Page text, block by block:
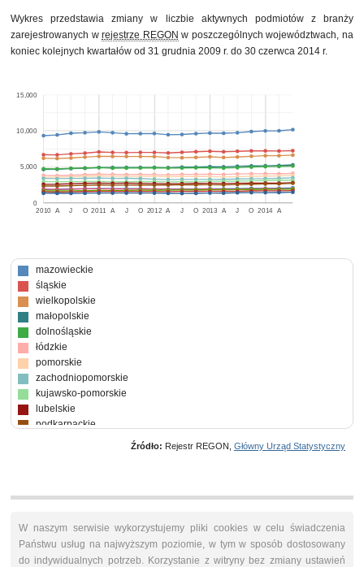
Wykres przedstawia zmiany w liczbie aktywnych podmiotów z branży
zarejestrowanych wrejestrze REGON w poszczególnych województwach, na
koniec kolejnych kwartałów od 31 grudnia 2009 r. do 30 czerwca 2014 r.
2010 2011 2012 2013 2014
A J O A J O A J O A J O A
0
5,000
10,000
15,000
mazowieckie
śląskie
wielkopolskie
małopolskie
dolnośląskie
łódzkie
pomorskie
zachodniopomorskie
kujawsko-pomorskie
lubelskie
podkarpackie
opolskie
Źródło: Rejestr REGON, Główny Urząd Statystyczny
W naszym serwisie wykorzystujemy pliki cookies w celu świadczenia
Państwu usług na najwyższym poziomie, w tym w sposób dostosowany
do indywidualnych potrzeb. Korzystanie z witryny bez zmiany ustawień